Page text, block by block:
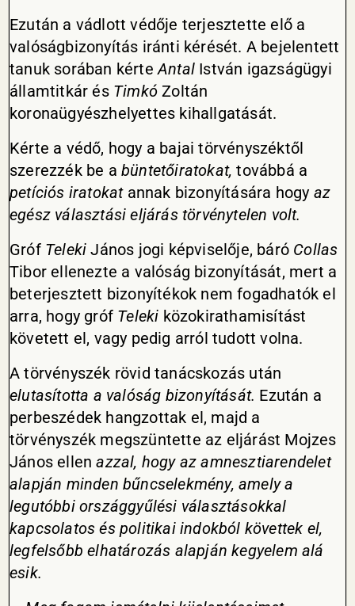
Ezután a vádlott védője terjesztette elő a
valóságbizonyítás iránti kérését. A bejelentett
tanuk sorában kérteAntal István igazságügyi
államtitkár és Timkó Zoltán
koronaügyészhelyettes kihallgatását.
Kérte a védő, hogy a bajai törvényszéktől
szerezzék be a büntetőiratokat, továbbá a
petíciós iratokatannak bizonyítására hogy az
egész választási eljárás törvénytelen volt.
Gróf Teleki János jogi képviselője, báró Collas
Tibor ellenezte a valóság bizonyítását, mert a
beterjesztett bizonyítékok nem fogadhatók el
arra, hogy gróf Teleki közokirathamisítást
követett el, vagy pedig arról tudott volna.
A törvényszék rövid tanácskozás után
elutasította a valóság bizonyítását. Ezután a
perbeszédek hangzottak el, majd a
törvényszék megszüntette az eljárást Mojzes
János ellenazzal, hogy az amnesztiarendelet
alapján minden bűncselekmény, amely a
legutóbbi országgyűlési választásokkal
kapcsolatos és politikai indokból követtek el,
legfelsőbb elhatározás alapján kegyelem alá
esik.